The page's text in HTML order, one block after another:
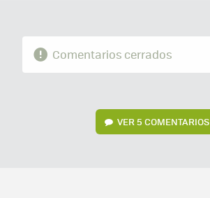
Comentarios cerrados
VER 5 COMENTARIOS